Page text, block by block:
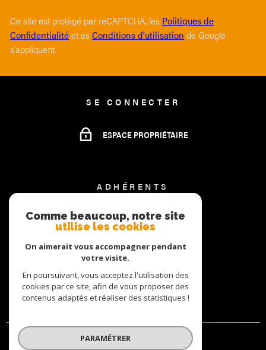
Ce site est protégé par reCAPTCHA, les Politiques de
Confidentialitéet esConditions d'utilisation de Google
s'appliquent.
SE CONNECTER
ESPACE PROPRIÉTAIRE
ADHÉRENTS
Comme beaucoup, notre site
utilise les cookies
On aimerait vous accompagner pendant
votre visite.
En poursuivant, vous acceptez l'utilisation des
cookies par ce site, afin de vous proposer des
contenus adaptés et réaliser des statistiques !
PARAMÉTRER